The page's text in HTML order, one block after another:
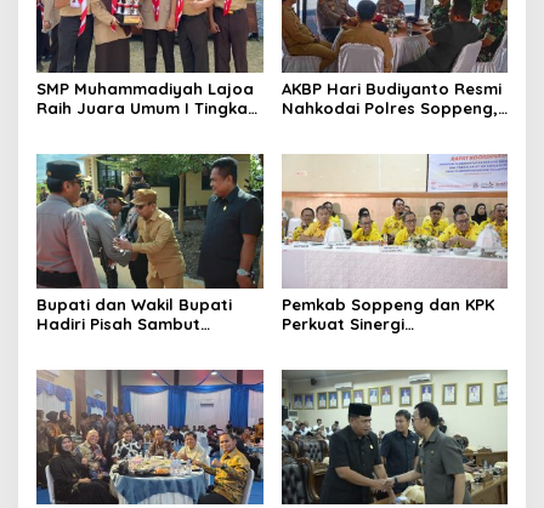
SMP Muhammadiyah Lajoa
Raih Juara Umum I Tingkat
ke-65 Kwarcab Soppeng
AKBP Hari Budiyanto Resmi
Nahkodai Polres Soppeng,
Bupati dan Wakil Bupati
Hadiri Pisah Sambut
Pemkab Soppeng dan KPK
Perkuat Sinergi
Penguatan Integritas